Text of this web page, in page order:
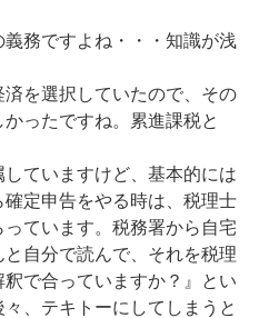
務ですよね・・・知識が浅
を選択していたので、その
ったですね。累進課税と
ていますけど、基本的には
定申告をやる時は、税理士
ています。税務署から自宅
自分で読んで、それを税理
で合っていますか？』とい
、テキトーにしてしまうと